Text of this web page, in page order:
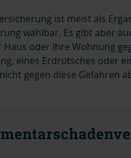
ist meist als
wählbar. Es gibt aber
Haus oder Ihre Wohnung
eines Erdrutsches oder
gegen diese Gefahren